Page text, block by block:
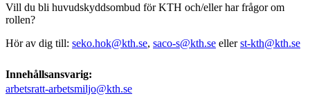
Vill du bli huvudskyddsombud för KTH och/eller har frågor om
rollen?
Hör av dig till: seko.hok@kth.se, saco-s@kth.se ellerst-kth@kth.se
Innehållsansvarig:
arbetsratt-arbetsmiljo@kth.se